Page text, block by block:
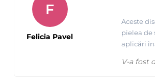
Aceste
pielea de
aplicări
F
Felicia Pavel
V-a fost